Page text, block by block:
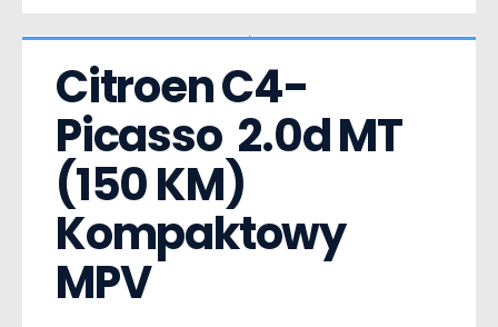
Citroen C4-
Picasso  2.0d MT
(150 KM)
Kompaktowy
MPV